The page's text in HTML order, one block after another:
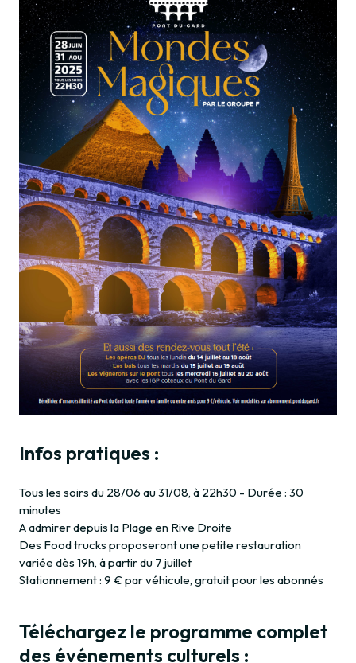
Infos pratiques :
Tous les soirs du 28/06 au 31/08, à 22h30 - Durée : 30
minutes
A admirer depuis la Plage en Rive Droite
Des Food trucks proposeront une petite restauration
variée dès 19h, à partir du 7 juillet
Stationnement : 9 € par véhicule, gratuit pour les abonnés
Téléchargez le programme complet
des événements culturels :